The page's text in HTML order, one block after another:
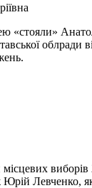
«стояли»
Левченко,